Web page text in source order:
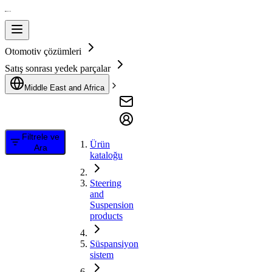
Otomotiv çözümleri
Satış sonrası yedek parçalar
Middle East and Africa
Filtrele ve
Ara
Ürün
kataloğu
Steering
and
Suspension
products
Süspansiyon
sistem